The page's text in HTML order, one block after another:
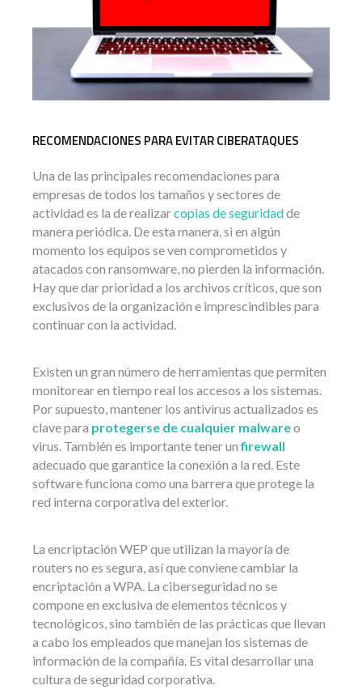
RECOMENDACIONES PARA EVITAR CIBERATAQUES
Una de las principales recomendaciones para
empresas de todos los tamaños y sectores de
actividad es la de realizarcopias deseguridadde
manera periódica. De esta manera, si en algún
momento los equipos se ven comprometidos y
atacados con ransomware, no pierden la información.
Hay que dar prioridad a los archivos críticos, que son
exclusivos de la organización e imprescindibles para
continuar con la actividad.
Existen un gran número de herramientas que permiten
monitorear en tiempo real los accesos a los sistemas.
Por supuesto, mantener los antivirus actualizados es
clave para protegerse de cualquier malwareo
virus. También es importante tener unfirewall
adecuado que garantice la conexión a la red. Este
software funciona como una barrera que protege la
red interna corporativa del exterior.
La encriptación WEP que utilizan la mayoría de
routers no es segura, así que conviene cambiar la
encriptación a WPA. La ciberseguridad no se
compone en exclusiva de elementos técnicos y
tecnológicos, sino también de las prácticas que llevan
a cabo los empleados que manejan los sistemas de
información de la compañía. Es vital desarrollar una
cultura de seguridad corporativa.